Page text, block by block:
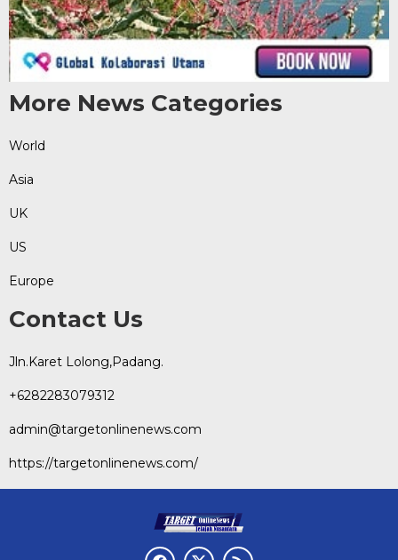
More News Categories
World
Asia
UK
US
Europe
Contact Us
Jln.Karet Lolong,Padang.
+6282283079312
admin@targetonlinenews.com
https://targetonlinenews.com/